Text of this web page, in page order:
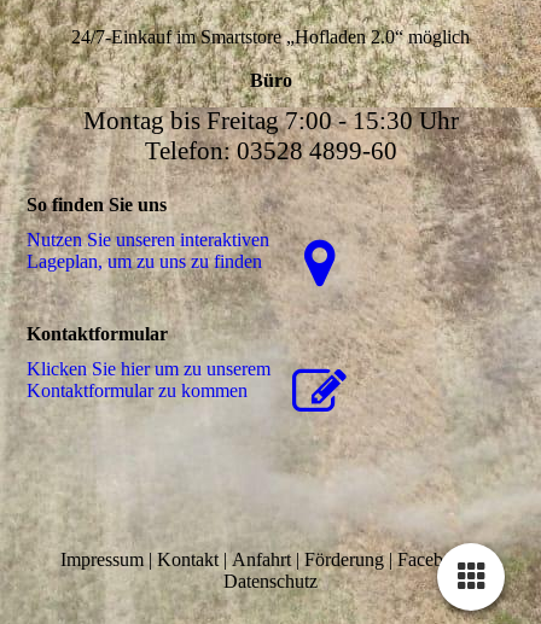
24/7-Einkauf im Smartstore „Hofladen 2.0“ möglich
Büro
Montag bis Freitag 7:00 - 15:30 Uhr
Telefon: 03528 4899-60
So finden Sie uns
Nutzen Sie unseren interaktiven
La­ge­plan, um zu uns zu finden
Kontaktformular
Klicken Sie hier um zu unserem
Kon­takt­for­mu­lar zu kommen
Impressum | Kontakt |Anfahrt | Förderung|Facebook|
Datenschutz